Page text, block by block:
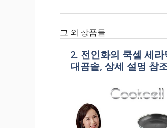
그 외 상품들
2. 전인화의 쿡셀 세
대곰솥, 상세 설명 참